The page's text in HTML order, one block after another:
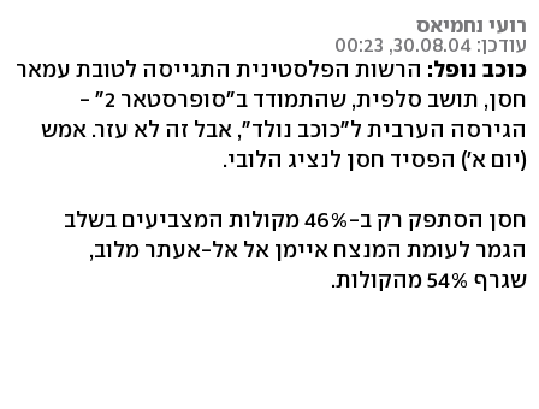
רועי נחמיאס
עודכן: 30.08.04, 00:23
כוכב נופל: הרשות הפלסטינית התגייסה לטובת עמאר
חסן, תושב סלפית, שהתמודד ב"סופרסטאר 2" -
הגירסה הערבית ל"כוכב נולד", אבל זה לא עזר. אמש
(יום א') הפסיד חסן לנציג הלובי.
חסן הסתפק רק ב-46% מקולות המצביעים בשלב
הגמר לעומת המנצח איימן אל אל-אעתר מלוב,
שגרף 54% מהקולות.